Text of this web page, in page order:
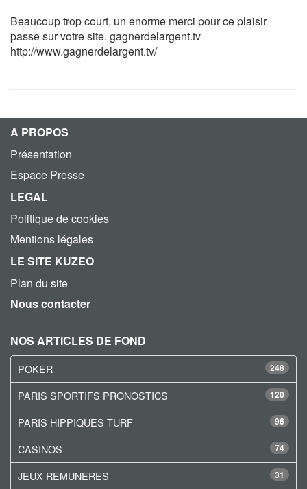
Beaucoup trop court, un enorme merci pour ce plaisir
passe sur votre site. gagnerdelargent.tv
http://www.gagnerdelargent.tv/
A PROPOS
Présentation
Espace Presse
LEGAL
Politique de cookies
Mentions légales
LE SITE KUZEO
Plan du site
Nous contacter
NOS ARTICLES DE FOND
248
POKER
120
PARIS SPORTIFS PRONOSTICS
96
PARIS HIPPIQUES TURF
74
CASINOS
31
JEUX REMUNERES